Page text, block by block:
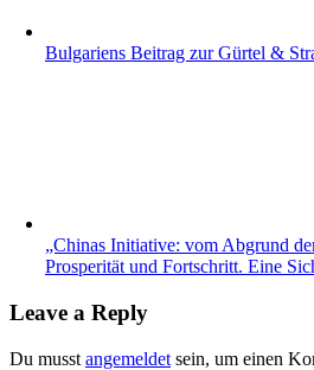
Bulgariens Beitrag zur Gürtel &
„Chinas Initiative: vom Abgrund
Prosperität und Fortschritt. Eine
Leave a Reply
Du musst angemeldet sein, um einen